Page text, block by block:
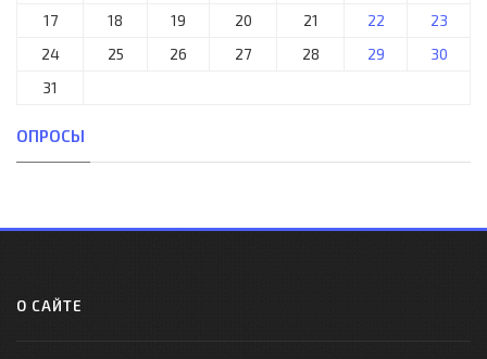
17
18 19 20 21 22
23
24
25 26 27 28 29
30
31
ОПРОСЫ
О САЙТЕ